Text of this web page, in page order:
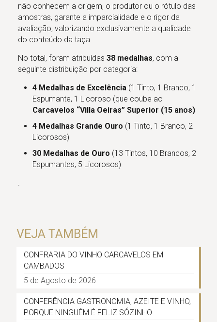
não conhecem a origem, o produtor ou o rótulo das
amostras, garante a imparcialidade e o rigor da
avaliação, valorizando exclusivamente a qualidade
do conteúdo da taça.
No total, foram atribuídas38 medalhas, com a
seguinte distribuição por categoria:
4 Medalhas de Excelência (1 Tinto, 1 Branco, 1
Espumante, 1 Licoroso (que coube ao
Carcavelos “Villa Oeiras” Superior (15 anos)
4 Medalhas Grande Ouro (1 Tinto, 1 Branco, 2
Licorosos)
30 Medalhas de Ouro (13 Tintos, 10 Brancos, 2
Espumantes, 5 Licorosos)
.
VEJA TAMBÉM
CONFRARIA DO VINHO CARCAVELOS EM
CAMBADOS
5 de Agosto de 2026
CONFERÊNCIA GASTRONOMIA, AZEITE E VINHO,
PORQUE NINGUÉM É FELIZ SÓZINHO